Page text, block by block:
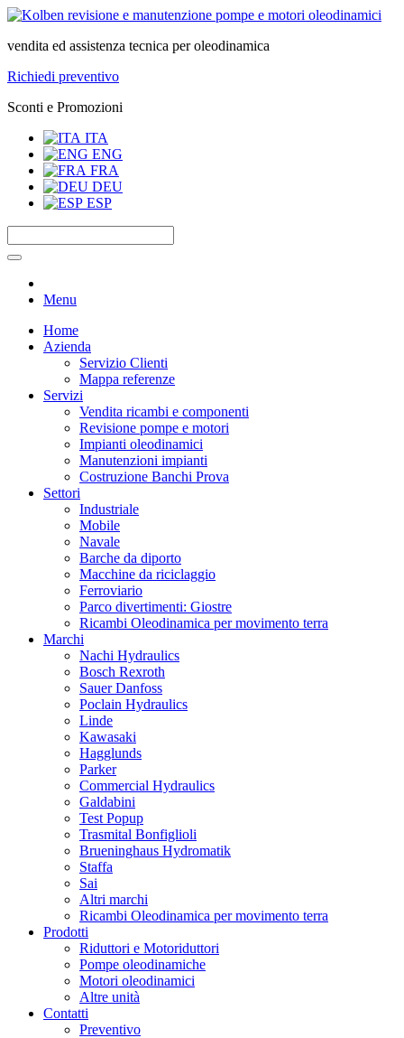
vendita ed assistenza tecnica per oleodinamica
Richiedi preventivo
Sconti e Promozioni
ITA
ENG
FRA
DEU
ESP
Menu
Home
Azienda
Servizio Clienti
Mappa referenze
Servizi
Vendita ricambi e componenti
Revisione pompe e motori
Impianti oleodinamici
Manutenzioni impianti
Costruzione Banchi Prova
Settori
Industriale
Mobile
Navale
Barche da diporto
Macchine da riciclaggio
Ferroviario
Parco divertimenti: Giostre
Ricambi Oleodinamica per movimento terra
Marchi
Nachi Hydraulics
Bosch Rexroth
Sauer Danfoss
Poclain Hydraulics
Linde
Kawasaki
Hagglunds
Parker
Commercial Hydraulics
Galdabini
Test Popup
Trasmital Bonfiglioli
Brueninghaus Hydromatik
Staffa
Sai
Altri marchi
Ricambi Oleodinamica per movimento terra
Prodotti
Riduttori e Motoriduttori
Pompe oleodinamiche
Motori oleodinamici
Altre unità
Contatti
Preventivo